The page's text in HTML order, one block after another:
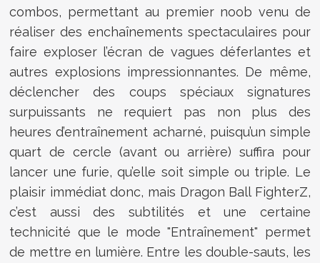
combos, permettant au premier noob venu de
réaliser des enchaînements spectaculaires pour
faire exploser l’écran de vagues déferlantes et
autres explosions impressionnantes. De même,
déclencher des coups spéciaux signatures
surpuissants ne requiert pas non plus des
heures d’entraînement acharné, puisqu’un simple
quart de cercle (avant ou arrière) suffira pour
lancer une furie, qu’elle soit simple ou triple. Le
plaisir immédiat donc, mais Dragon Ball FighterZ,
c’est aussi des subtilités et une certaine
technicité que le mode "Entraînement" permet
de mettre en lumière. Entre les double-sauts, les